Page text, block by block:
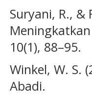
Suryani, R., &
10(1), 88–95.
Winkel, W. S.
Abadi.